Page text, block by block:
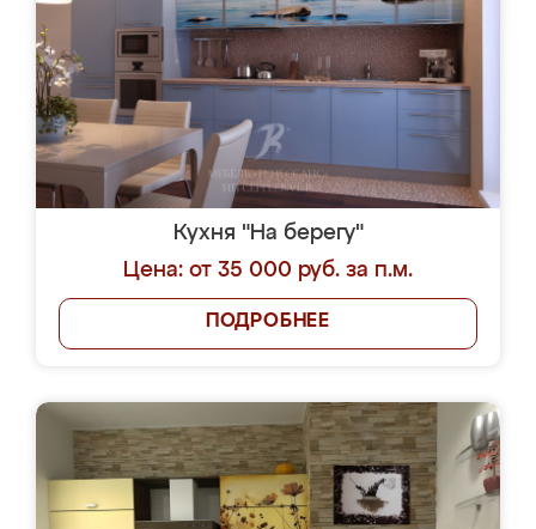
Кухня "На берегу"
Цена: от 35 000 руб. за п.м.
ПОДРОБНЕЕ